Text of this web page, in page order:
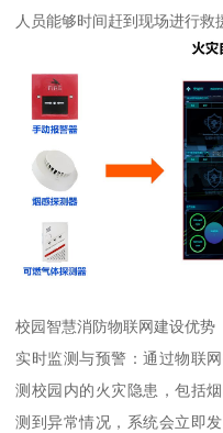
人员能够时间赶到现场进行救
校园智慧消防物联网建设优势
实时监测与预警：通过物联
测校园内的火灾隐患，包括
测到异常情况，系统会立即